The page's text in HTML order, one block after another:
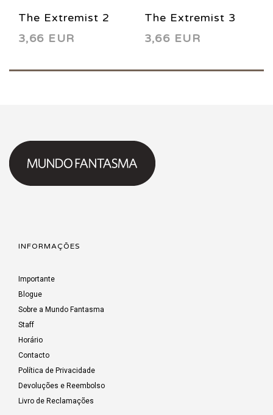
The Extremist 2
1993
3,66 EUR
The Extremist 3
1993
3,66 EUR
INFORMAÇÕES
Importante
Blogue
Sobre a Mundo Fantasma
Staff
Horário
Contacto
Política de Privacidade
Devoluções e Reembolso
Livro de Reclamações